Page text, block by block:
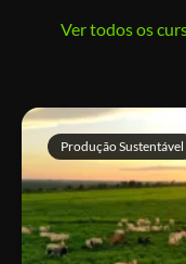
Ver todos os
Produção Sustentável